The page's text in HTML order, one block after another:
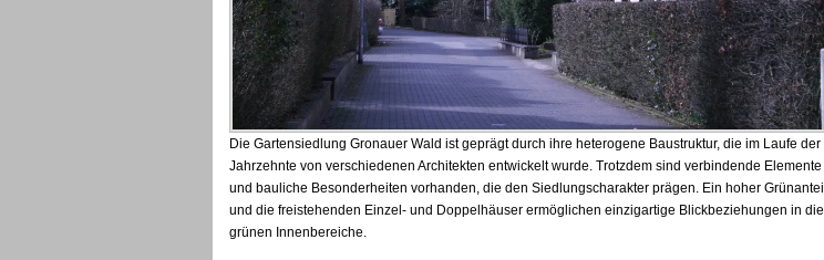
Die Gartensiedlung Gronauer Wald ist geprägt durch ihre heterogene Baustruktur, die im Laufe der
Jahrzehnte von verschiedenen Architekten entwickelt wurde. Trotzdem sind verbindende Elemente
und bauliche Besonderheiten vorhanden, die den Siedlungscharakter prägen. Ein hoher Grünanteil
und die freistehenden Einzel- und Doppelhäuser ermöglichen einzigartige Blickbeziehungen in die
grünen Innenbereiche.